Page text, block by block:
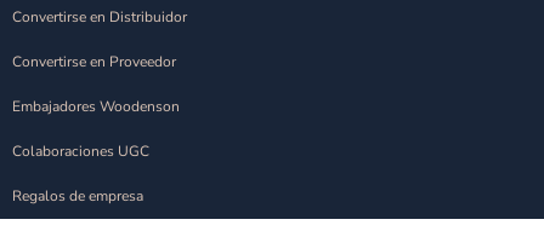
Convertirse en Distribuidor
Convertirse en Proveedor
Embajadores Woodenson
Colaboraciones UGC
Regalos de empresa